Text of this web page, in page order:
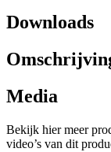
Downloads
Media
Bekijk hier meer
video’s van dit